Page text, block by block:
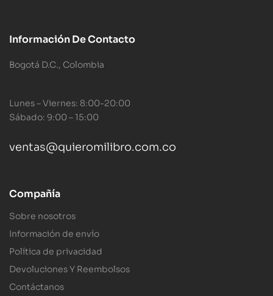
Información De Contacto
Bogotá D.C., Colombia
Lunes – Viernes: 8:00-20:00
Sábado: 9:00 – 15:00
ventas@quieromilibro.com.co
Compañía
Sobre nosotros
Información de envío
Política de privacidad
Devoluciones Y Reembolsos
Contáctanos